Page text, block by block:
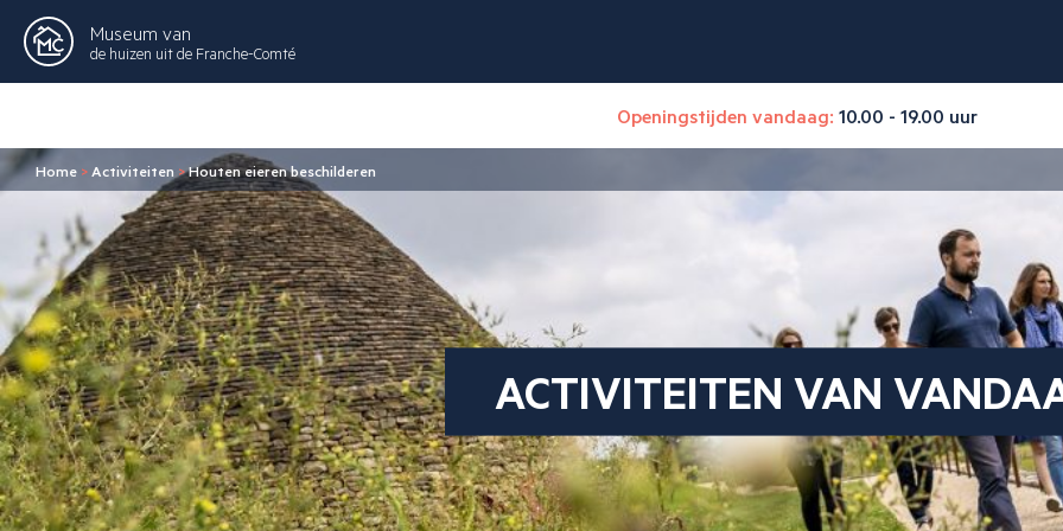
Museum van
de huizen uit de Franche-Comté
Openingstijden vandaag: 10.00 - 19.00 uur
Home > Activiteiten >Houten eieren beschilderen
ACTIVITEITEN VAN